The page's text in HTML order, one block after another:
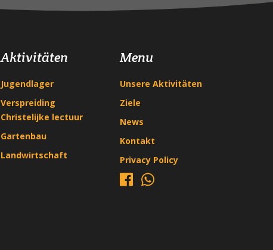
Aktivitäten
Jugendlager
Verspreiding
Christelijke lectuur
Gartenbau
Landwirtschaft
Menu
Unsere Aktivitäten
Ziele
News
Kontakt
Privacy Policy